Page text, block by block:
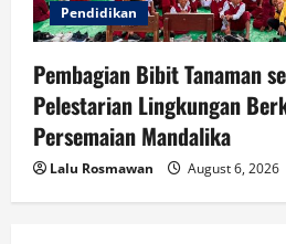
Pendidikan
Pembagian Bibit Tanaman
Pelestarian Lingkungan
Persemaian Mandalika
Lalu Rosmawan August 6, 2026